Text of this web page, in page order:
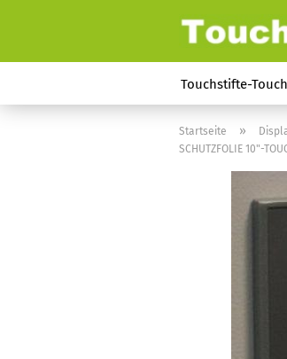
Touchstifte-
Startseite »
SCHUTZFOLIE 10"-